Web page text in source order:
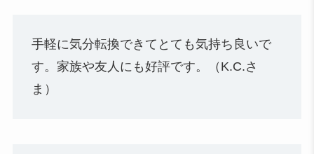
手軽に気分転換できてとても気持ち良いで
す。家族や友人にも好評です。（K.C.さ
ま）